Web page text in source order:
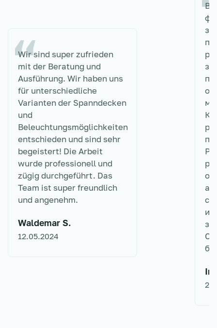
Wir sind super zufrieden
mit der Beratung und
Ausführung. Wir haben uns
für unterschiedliche
Varianten der Spanndecken
und
Beleuchtungsmöglichkeiten
entschieden und sind sehr
begeistert! Die Arbeit
wurde professionell und
zügig durchgeführt. Das
Team ist super freundlich
und angenehm.
Waldemar S.
12.05.2024